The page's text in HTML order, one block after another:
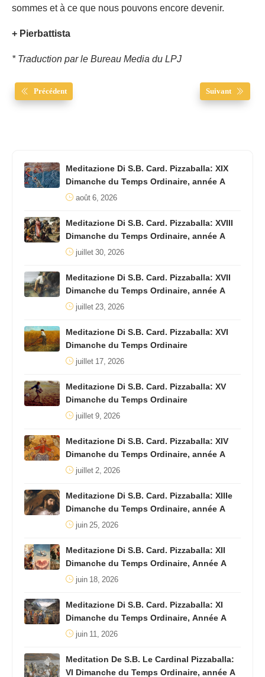
sommes et à ce que nous pouvons encore devenir.
+ Pierbattista
* Traduction par le Bureau Media du LPJ
Précédent Suivant
Meditazione Di S.B. Card. Pizzaballa: XIX
Dimanche du Temps Ordinaire, année A
août 6, 2026
Meditazione Di S.B. Card. Pizzaballa: XVIII
Dimanche du Temps Ordinaire, année A
juillet 30, 2026
Meditazione Di S.B. Card. Pizzaballa: XVII
Dimanche du Temps Ordinaire, année A
juillet 23, 2026
Meditazione Di S.B. Card. Pizzaballa: XVI
Dimanche du Temps Ordinaire
juillet 17, 2026
Meditazione Di S.B. Card. Pizzaballa: XV
Dimanche du Temps Ordinaire
juillet 9, 2026
Meditazione Di S.B. Card. Pizzaballa: XIV
Dimanche du Temps Ordinaire, année A
juillet 2, 2026
Meditazione Di S.B. Card. Pizzaballa: XIIIe
Dimanche du Temps Ordinaire, année A
juin 25, 2026
Meditazione Di S.B. Card. Pizzaballa: XII
Dimanche du Temps Ordinaire, Année A
juin 18, 2026
Meditazione Di S.B. Card. Pizzaballa: XI
Dimanche du Temps Ordinaire, Année A
juin 11, 2026
Meditation De S.B. Le Cardinal Pizzaballa:
VI Dimanche du Temps Ordinaire, année A